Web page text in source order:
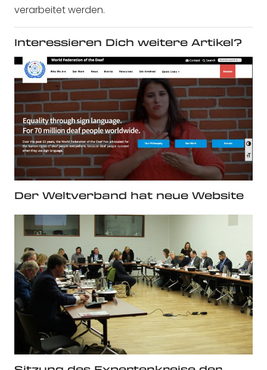
verarbeitet werden.
Interessieren Dich weitere Artikel?
Der Weltverband hat neue Website